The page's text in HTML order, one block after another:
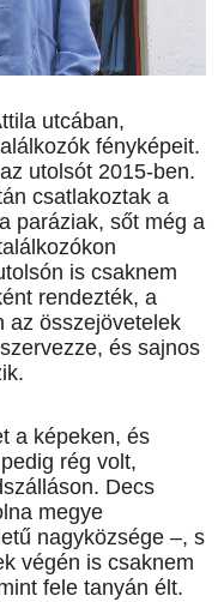
utcában,
fényképeit.
utolsót 2015-ben.
csatlakoztak a
paráziak, sőt még a
is csaknem
rendezték, a
az összejövetelek
és sajnos
a képeken, és
rég volt,
Decs
megye
nagyközsége –, s
végén is csaknem
fele tanyán élt.